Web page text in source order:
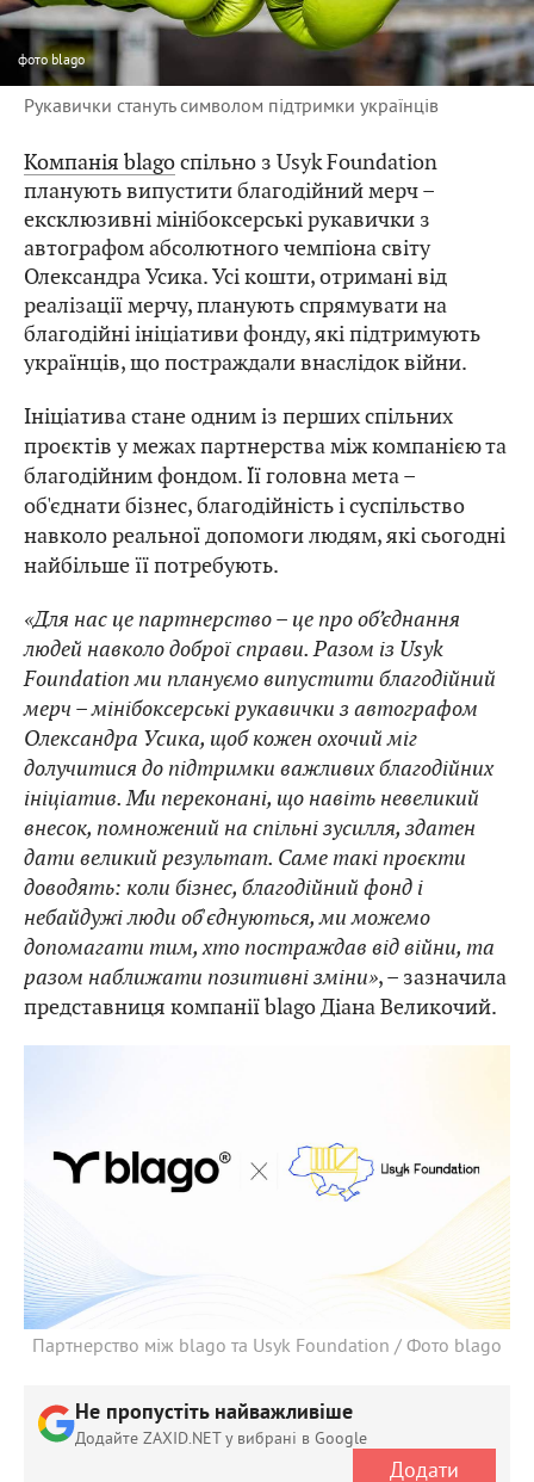
фотоblago
Рукавички стануть символом підтримки українців
Компанія blagoспільно з Usyk Foundation
планують випустити благодійний мерч –
ексклюзивні мінібоксерські рукавички з
автографом абсолютного чемпіона світу
Олександра Усика. Усі кошти, отримані від
реалізації мерчу, планують спрямувати на
благодійні ініціативи фонду, які підтримують
українців, що постраждали внаслідок війни.
Ініціатива стане одним із перших спільних
проєктів у межах партнерства між компанією та
благодійним фондом. Її головна мета –
об'єднати бізнес, благодійність і суспільство
навколо реальної допомоги людям, які сьогодні
найбільше її потребують.
«Для нас це партнерство – це про об’єднання
людей навколо доброї справи. Разом із Usyk
Foundation ми плануємо випустити благодійний
мерч – мінібоксерські рукавички з автографом
Олександра Усика, щоб кожен охочий міг
долучитися до підтримки важливих благодійних
ініціатив. Ми переконані, що навіть невеликий
внесок, помножений на спільні зусилля, здатен
дати великий результат. Саме такі проєкти
доводять: коли бізнес, благодійний фонд і
небайдужі люди об'єднуються, ми можемо
допомагати тим, хто постраждав від війни, та
разом наближати позитивні зміни», – зазначила
представниця компанії blago Діана Великочий.
Партнерство між blago та Usyk Foundation / Фото blago
Не пропустіть найважливіше
Додайте ZAXID.NET у вибрані в Google
Додати